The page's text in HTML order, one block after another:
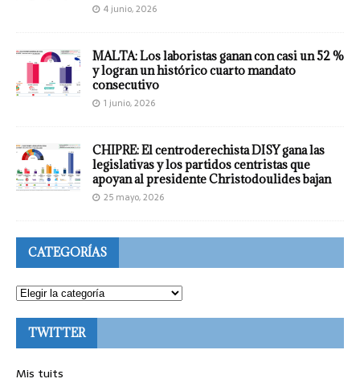
4 junio, 2026
MALTA: Los laboristas ganan con casi un 52 %
y logran un histórico cuarto mandato
consecutivo
1 junio, 2026
CHIPRE: El centroderechista DISY gana las
legislativas y los partidos centristas que
apoyan al presidente Christodoulides bajan
25 mayo, 2026
CATEGORÍAS
TWITTER
Mis tuits